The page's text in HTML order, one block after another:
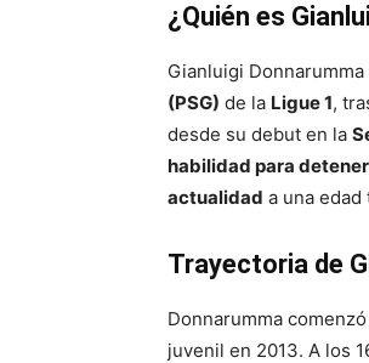
¿Quién es
Gianluigi Donnarumma
(PSG) de la Ligue 1,
desde su debut en la
habilidad para
actualidad a una edad
Trayectoria de
Donnarumma
juvenil en 2013. A los